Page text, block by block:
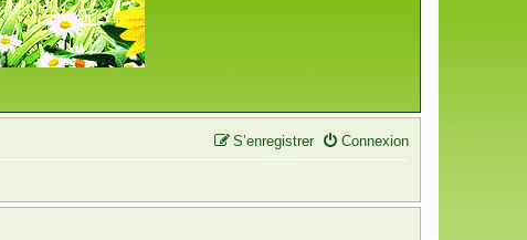
Connexion
S’enregistrer